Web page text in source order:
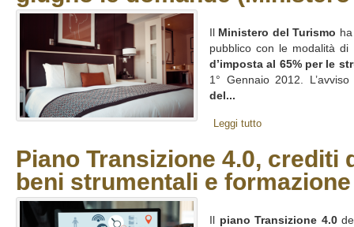
Ministero del Turismo
pubblico con le modalità
d’imposta al 65% per le
1° Gennaio 2012.
del...
Leggi tutto
Piano Transizione 4.0, crediti
beni strumentali e formazione
piano Transizione 4.0